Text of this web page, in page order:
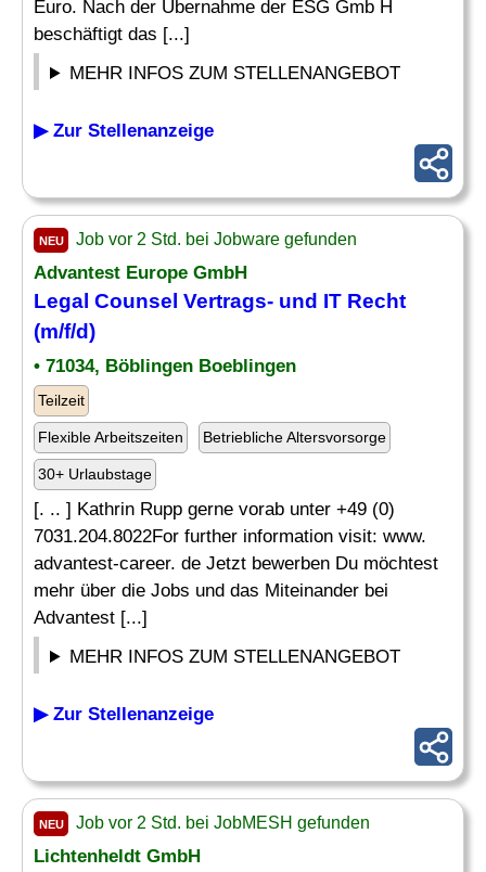
Euro. Nach der Übernahme der ESG Gmb H
beschäftigt das [...]
MEHR INFOS ZUM STELLENANGEBOT
▶ Zur Stellenanzeige
NEU Job vor 2 Std. bei Jobware gefunden
Advantest Europe GmbH
Legal Counsel Vertrags- und IT Recht
(m/f/d)
• 71034, Böblingen Boeblingen
Teilzeit
Flexible Arbeitszeiten Betriebliche Altersvorsorge
30+ Urlaubstage
[. .. ] Kathrin Rupp gerne vorab unter +49 (0)
7031.204.8022For further information visit: www.
advantest-career. de Jetzt bewerben Du möchtest
mehr über die Jobs und das Miteinander bei
Advantest [...]
MEHR INFOS ZUM STELLENANGEBOT
▶ Zur Stellenanzeige
NEU Job vor 2 Std. bei JobMESH gefunden
Lichtenheldt GmbH